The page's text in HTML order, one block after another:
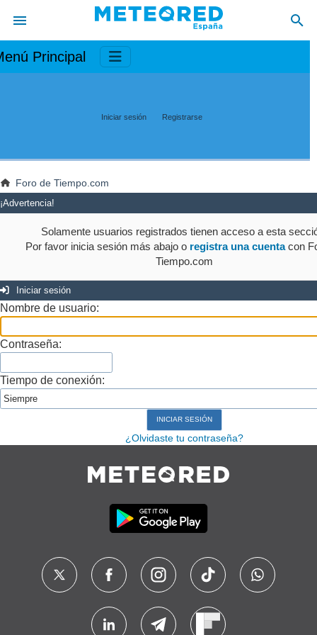
Principal
Iniciar sesión Registrarse
Foro de Tiempo.com
¡Advertencia!
Solamente usuarios registrados tienen acceso a esta
Por favor inicia sesión más abajo o registra una cuentacon
Tiempo.com
Iniciar sesión
Nombre de usuario:
Contraseña:
Tiempo de conexión:
¿Olvidaste tu contraseña?